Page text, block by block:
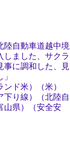
陸自動車道越中境
しました、サクラ
事に調和した、見
ド米）（米）
下り線）（北陸自
山県）（安全安